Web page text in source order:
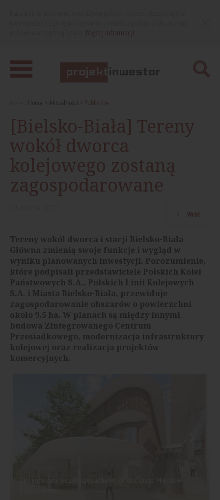
Home Aktualności Publiczne
[Bielsko-Biała] Tereny
wokół dworca
kolejowego zostaną
zagospodarowane
Wróć
Tereny wokół dworca i stacji Bielsko-Biała
Główna zmienią swoje funkcje i wygląd w
wyniku planowanych inwestycji. Porozumienie,
które podpisali przedstawiciele Polskich Kolei
Państwowych S.A., Polskich Linii Kolejowych
S.A. i Miasta Bielsko-Biała, przewiduje
zagospodarowanie obszarów o powierzchni
około 9,5 ha. W planach są między innymi
budowa Zintegrowanego Centrum
Przesiadkowego, modernizacja infrastruktury
kolejowej oraz realizacja projektów
komercyjnych.